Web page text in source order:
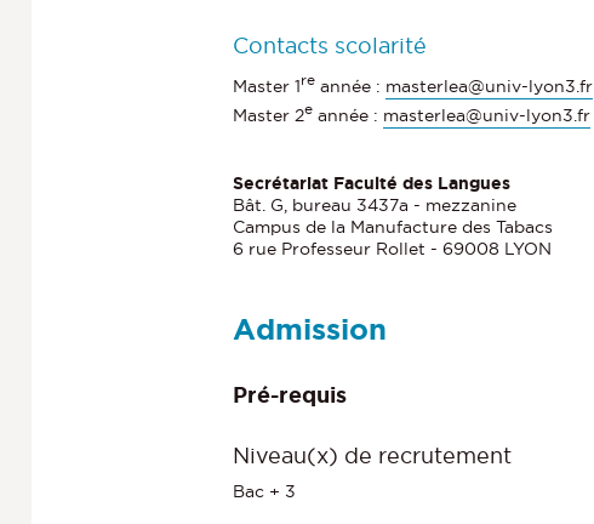
Contacts scolarité
Master 1re année : masterlea@univ-lyon3.fr
Master 2e année : masterlea@univ-lyon3.fr
Secrétariat Faculté des Langues
Bât. G, bureau 3437a - mezzanine
Campus de la Manufacture des Tabacs
6 rue Professeur Rollet - 69008 LYON
Admission
Pré-requis
Niveau(x) de recrutement
Bac + 3